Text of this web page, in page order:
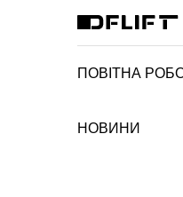
ПОВІТНА
НОВИНИ